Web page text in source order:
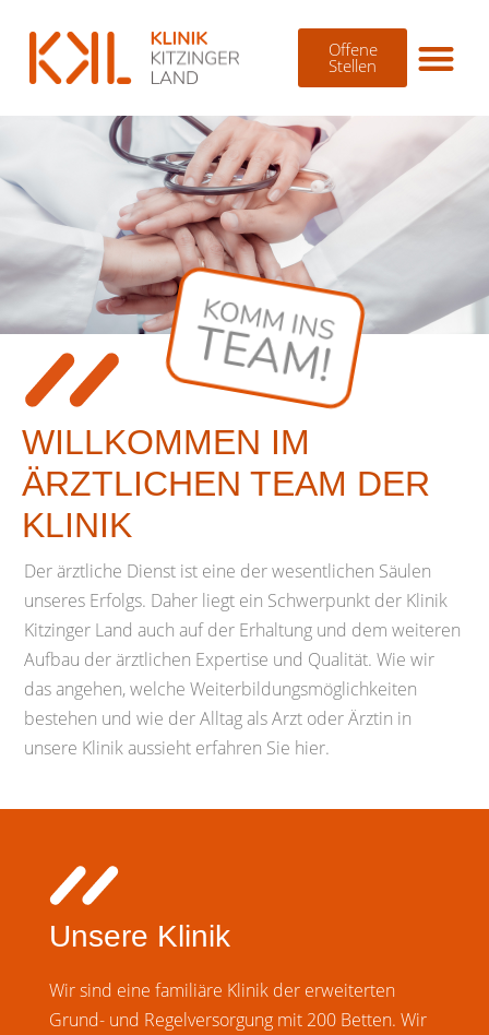
Offene
Stellen
WILLKOMMEN IM
ÄRZTLICHEN TEAM DER
KLINIK
Der ärztliche Dienst ist eine der wesentlichen Säulen
unseres Erfolgs. Daher liegt ein Schwerpunkt der Klinik
Kitzinger Land auch auf der Erhaltung und dem weiteren
Aufbau der ärztlichen Expertise und Qualität. Wie wir
das angehen, welche Weiterbildungsmöglichkeiten
bestehen und wie der Alltag als Arzt oder Ärztin in
unsere Klinik aussieht erfahren Sie hier.
Unsere Klinik
Wir sind eine familiäre Klinik der erweiterten
Grund- und Regelversorgung mit 200 Betten. Wir